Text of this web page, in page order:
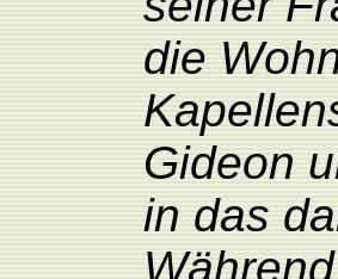
die
Gideon
in das